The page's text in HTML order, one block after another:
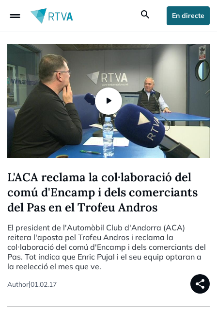
drag_handle search En directe
L'ACA reclama la col·laboració del
comú d'Encamp i dels comerciants
del Pas en el Trofeu Andros
El president de l'Automòbil Club d'Andorra (ACA)
reitera l'aposta pel Trofeu Andros i reclama la
col·laboració del comú d'Encamp i dels comerciants del
Pas. Tot indica que Enric Pujal i el seu equip optaran a
la reelecció el mes que ve.
Author|01.02.17 share